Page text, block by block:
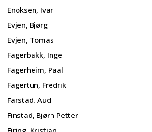
Enoksen, Ivar
Evjen, Bjørg
Evjen, Tomas
Fagerbakk, Inge
Fagerheim, Paal
Fagertun, Fredrik
Farstad, Aud
Finstad, Bjørn Petter
Firing, Kristian